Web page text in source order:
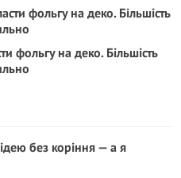
фольгу на деко. Більшість